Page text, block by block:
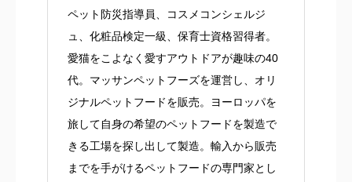
ペット防災指導員、コスメコンシェルジ
ュ、化粧品検定一級、保育士資格習得者。
愛猫をこよなく愛すアウトドアが趣味の40
代。マッサンペットフーズを運営し、オリ
ジナルペットフードを販売。ヨーロッパを
旅して自身の希望のペットフードを製造で
きる工場を探し出して製造。輸入から販売
までを手がけるペットフードの専門家とし